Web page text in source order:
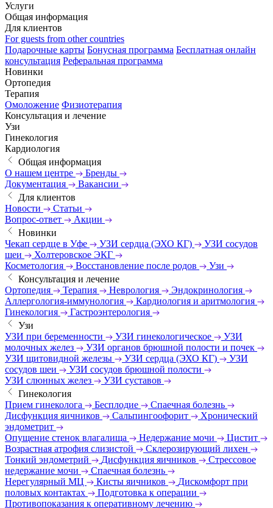
Услуги
Общая информация
Для клиентов
For guests from other countries
Подарочные карты Бонусная программа Бесплатная онлайн
консультация Реферальная программа
Новинки
Ортопедия
Терапия
Омоложение Физиотерапия
Консультация и лечение
Узи
Гинекология
Кардиология
Общая информация
О нашем центре
Бренды
Документация
Вакансии
Для клиентов
Новости
Статьи
Вопрос-ответ
Акции
Новинки
Чекап сердце в Уфе
УЗИ сердца (ЭХО КГ)
УЗИ сосудов
шеи
Холтеровское ЭКГ
Косметология
Восстановление после родов
Узи
Консультация и лечение
Ортопедия
Терапия Неврология
Эндокринология
Аллергология-иммунология
Кардиология и аритмология
Гинекология
Гастроэнтерология
Узи
УЗИ при беременности
УЗИ гинекологическое
УЗИ
молочных желез
УЗИ органов брюшной полости и почек
УЗИ щитовидной железы
УЗИ сердца (ЭХО КГ)
УЗИ
сосудов шеи
УЗИ сосудов брюшной полости
УЗИ слюнных желез
УЗИ суставов
Гинекология
Прием гинеколога
Бесплодие
Спаечная болезнь
Дисфункция яичников
Сальпингоофорит
Хронический
эндометрит
Опущение стенок влагалища
Недержание мочи
Цистит
Возрастная атрофия слизистой
Склерозирующий лихен
Тонкий эндометрий
Дисфункция яичников
Стрессовое
недержание мочи
Спаечная болезнь
Нерегулярный МЦ
Кисты яичников
Дискомфорт при
половых контактах
Подготовка к операции
Противопоказания к оперативному лечению